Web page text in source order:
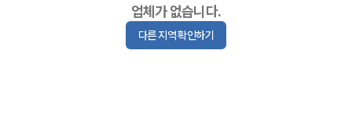
업체가 없습니다.
다른 지역 확인하기